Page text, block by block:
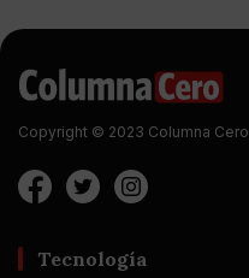
Copyright © 2023 Columna Cero
Tecnología